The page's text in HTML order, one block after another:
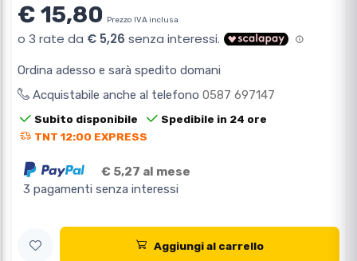
€ 15,80 Prezzo IVA inclusa
Ordina adesso e sarà spedito domani
Acquistabile anche al telefono 0587 697147
Subito disponibile
Spedibile in 24 ore
TNT 12:00 EXPRESS
€ 5,27 al mese
3 pagamenti senza interessi
Aggiungi al carrello